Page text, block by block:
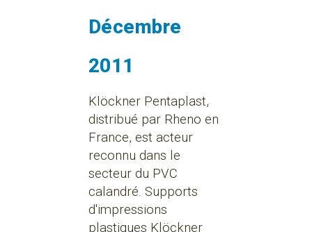
Décembre
2011
Klöckner Pentaplast,
distribué par Rheno en
France, est acteur
reconnu dans le
secteur du PVC
calandré. Supports
d'impressions
plastiques Klöckner